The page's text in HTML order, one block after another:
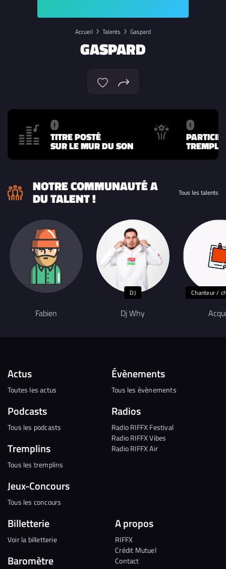
Accueil Talents Gaspard
GASPARD
0
TITRE POSTÉ
SUR LE MUR DU SON
0
NOTRE COMMUNAUTÉ A
DU TALENT ! Tous les talents
Fabien
DJ
Dj Why
Chanteur /
Actus
Toutes les actus
Podcasts
Tous les podcasts
Tremplins
Tous les tremplins
Jeux-Concours
Tous les concours
Évènements
Tous les évènements
Radios
Radio RIFFX Festival
Radio RIFFX Vibes
Radio RIFFX Air
Billetterie
Voir la billetterie
Baromètre
A propos
RIFFX
Crédit Mutuel
Contact